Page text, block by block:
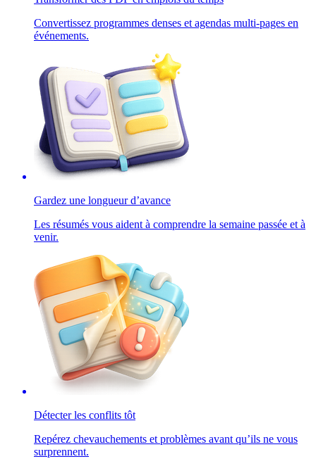
Convertissez programmes denses et agendas multi-pages en
événements.
Gardez une longueur d’avance
Les résumés vous aident à comprendre la semaine passée et à
venir.
Détecter les conflits tôt
Repérez chevauchements et problèmes avant qu’ils ne vous
surprennent.